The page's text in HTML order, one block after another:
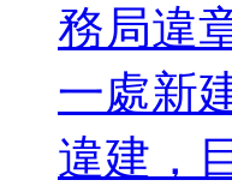
務局違
一處新
違建，